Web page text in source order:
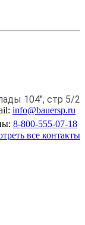
104", стр 5/2
info@bauersp.ru
8-800-555-07-18
все контакты